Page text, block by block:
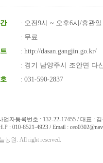
: 오전9시 ~ 오후6시/휴관
: 무료
: http://dasan.gangjin.go.kr/
: 경기 남양주시 조안면 다
: 031-590-2837
업자등록번호 : 132-22-17455 / 대표 :
: 010-8521-4923 / Email :
농원. All right reserved.